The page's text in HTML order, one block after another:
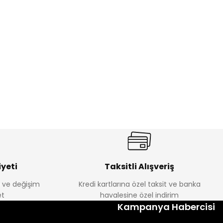
Tayt Koren Kız Çocuk ve Bebek Tayt
ve değişim
Taksitli Alışveriş
Kredi kartlarına özel taksit ve banka
havalesine özel indirim
Kampanya Habercisi